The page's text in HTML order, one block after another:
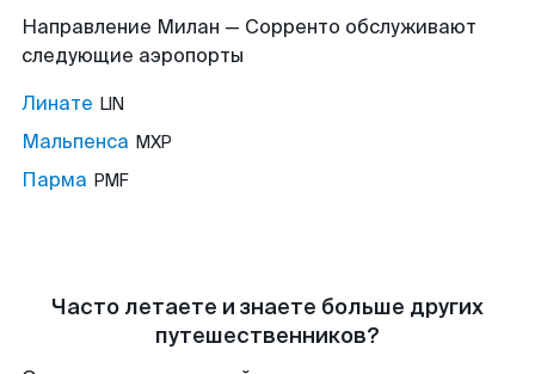
Направление Милан — Сорренто обслуживают
следующие аэропорты
Линате LIN
Мальпенса MXP
Парма PMF
Часто летаете и знаете больше других
путешественников?